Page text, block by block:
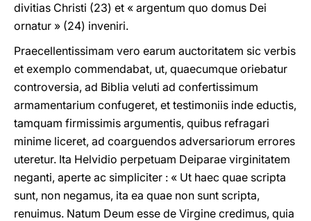
divitias Christi (23) et « argentum quo domus Dei
ornatur » (24) inveniri.
Praecellentissimam vero earum auctoritatem sic verbis
et exemplo commendabat, ut, quaecumque oriebatur
controversia, ad Biblia veluti ad confertissimum
armamentarium confugeret, et testimoniis inde eductis,
tamquam firmissimis argumentis, quibus refragari
minime liceret, ad coarguendos adversariorum errores
uteretur. Ita Helvidio perpetuam Deiparae virginitatem
neganti, aperte ac simpliciter : « Ut haec quae scripta
sunt, non negamus, ita ea quae non sunt scripta,
renuimus. Natum Deum esse de Virgine credimus, quia